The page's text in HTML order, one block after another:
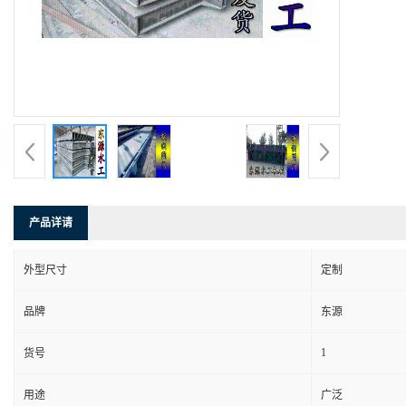
产品详请
外型尺寸 定制
品牌 东源
货号 1
用途 广泛